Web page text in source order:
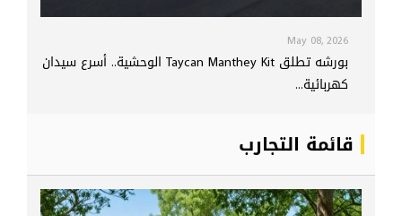
May 08, 2026
بورشه تطلق Taycan Manthey Kit الوحشية.. أسرع سيدان
كهربائية...
قائمة التجارب